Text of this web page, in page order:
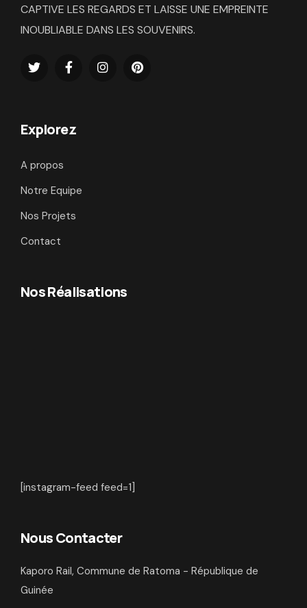
CAPTIVE LES REGARDS ET LAISSE UNE EMPREINTE
INOUBLIABLE DANS LES SOUVENIRS.
Explorez
A propos
Notre Equipe
Nos Projets
Contact
Nos Réalisations
[instagram-feed feed=1]
Nous Contacter
Kaporo Rail, Commune de Ratoma - République de
Guinée